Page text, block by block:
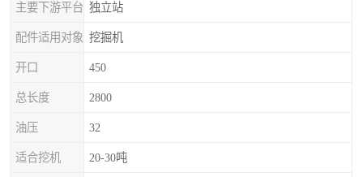
主要下游平台 独立站
配件适用对象 挖掘机
开口 450
总长度 2800
油压 32
适合挖机 20-30吨